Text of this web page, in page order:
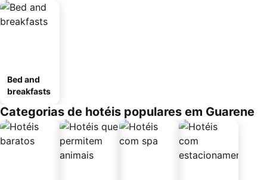
Bed and
breakfasts
Categorias de hotéis populares em Guarene